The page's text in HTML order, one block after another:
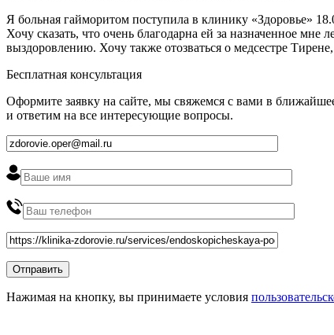
Я больная гайморитом поступила в клинику «Здоровье»
Хочу сказать, что очень благодарна ей за назначенное
выздоровлению. Хочу также отозваться о медсестре
Бесплатная консультация
Оформите заявку на сайте, мы свяжемся с вами в
и ответим на все интересующие вопросы.
Нажимая на кнопку, вы принимаете условия